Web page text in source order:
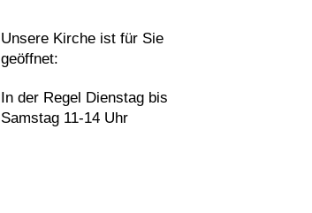
Unsere Kirche ist für Sie
geöffnet:
In der Regel Dienstag bis
Samstag 11-14 Uhr